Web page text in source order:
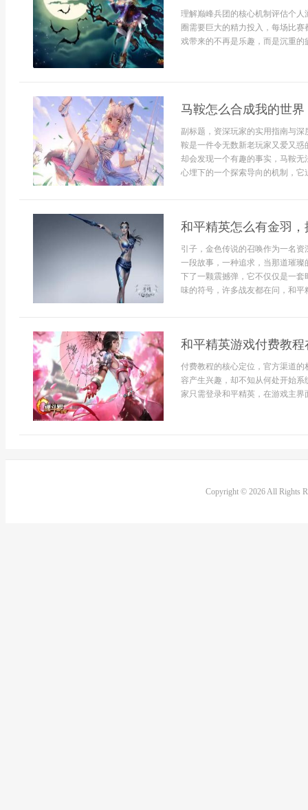
理解巅峰兵团的核心机制评估个
圈需要巨大的精力投入，每场比
戏带来的不再是乐趣，而是沉重
马鞍怎么合成我的世
副标题，资深玩家的实用指南与
鞍是一件令无数新老玩家又爱又
却会发现一个有趣的事实，马鞍
心埋下的一个探索导向的机制，
和平精英怎么有金羽
引子，金色传说的召唤作为一名
一段故事，一种追求，当那道璀
下了一颗震撼弹，它不仅仅是一
味的符号，许多战友都在问，和
和平精英游戏付费教
付费教程的核心定位，官方渠道
容产生兴趣，却不知从何处开始
家只需登录和平精英，在游戏主界
Copyright © 2026 All Rights